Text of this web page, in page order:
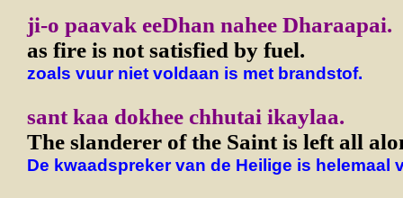
ji-o paavak eeDhan nahee Dharaapai.
as fire is not satisfied by fuel.
zoals vuur niet voldaan is met brandstof.
sant kaa dokhee chhutai ikaylaa.
The slanderer of the Saint is left all
De kwaadspreker van de Heilige is helemaal